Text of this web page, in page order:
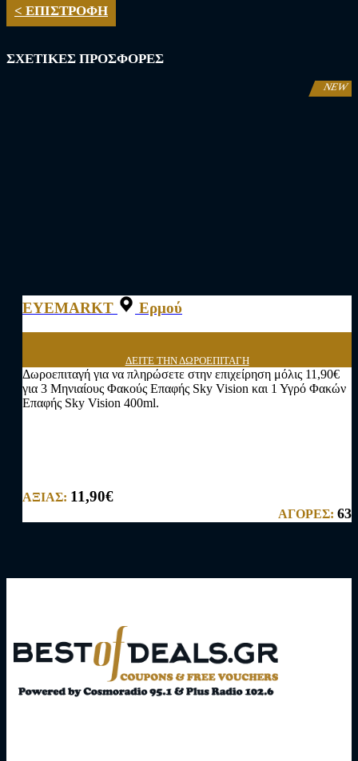
< ΕΠΙΣΤΡΟΦΗ
ΣΧΕΤΙΚΕΣ ΠΡΟΣΦΟΡΕΣ
NEW
EYEMARKT Ερμού
ΔΕΙΤΕ ΤΗΝ ΔΩΡΟΕΠΙΤΑΓΗ
Δωροεπιταγή για να πληρώσετε στην επιχείρηση μόλις 11,90€
για 3 Μηνιαίους Φακούς Επαφής Sky Vision και 1 Υγρό Φακών
Επαφής Sky Vision 400ml.
ΑΞΙΑΣ: 11,90€
ΑΓΟΡΕΣ: 63